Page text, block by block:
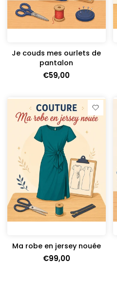
Je couds mes ourlets de
pantalon
€59,00
Ma robe en jersey nouée
€99,00